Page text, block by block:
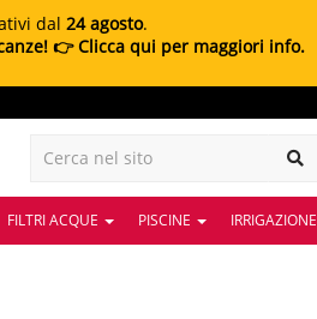
dal 24 agosto.
👉 Clicca qui per maggiori info.
FILTRI ACQUE PISCINE IRRIGAZIONE